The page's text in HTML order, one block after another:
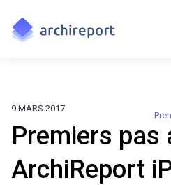
9 MARS 2017
Premiers pas
ArchiReport